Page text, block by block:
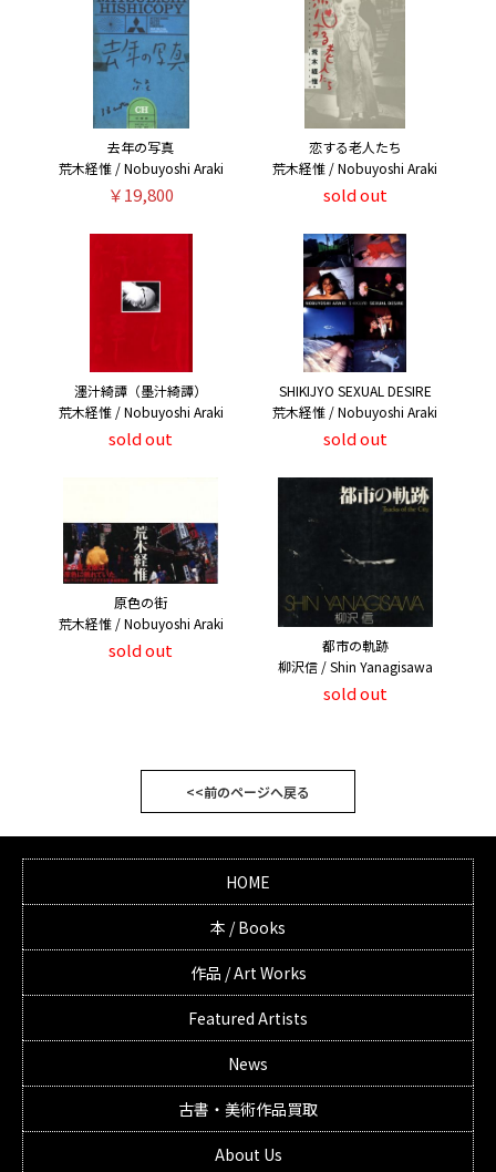
去年の写真
荒木経惟 / Nobuyoshi Araki
￥19,800
恋する老人たち
荒木経惟 / Nobuyoshi Araki
sold out
濹汁綺譚（墨汁綺譚）
荒木経惟 / Nobuyoshi Araki
sold out
SHIKIJYO SEXUAL DESIRE
荒木経惟 / Nobuyoshi Araki
sold out
原色の街
荒木経惟 / Nobuyoshi Araki
sold out
都市の軌跡
柳沢信 / Shin Yanagisawa
sold out
<<前のページへ戻る
HOME
本 / Books
作品 / Art Works
Featured Artists
News
古書・美術作品買取
About Us